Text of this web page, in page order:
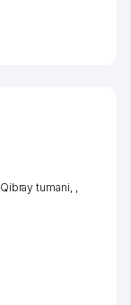
Qibray tumani, ,